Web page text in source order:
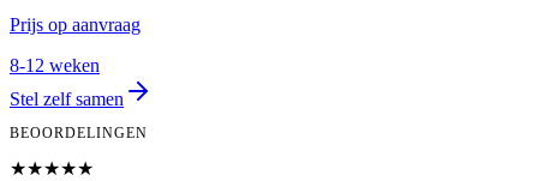
Prijs op aanvraag
8-12 weken
Stel zelf samen
BEOORDELINGEN
★★★★★